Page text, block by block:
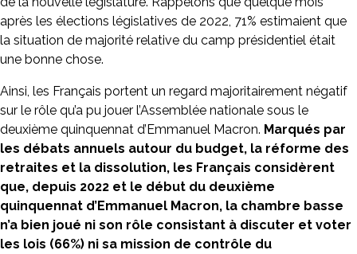
après les élections législatives de 2022, 71% estimaient que
la situation de majorité relative du camp présidentiel était
une bonne chose.
Ainsi, les Français portent un regard majoritairement négatif
sur le rôle qu’a pu jouer l’Assemblée nationale sous le
deuxième quinquennat d’Emmanuel Macron. Marqués par
les débats annuels autour du budget, la réforme des
retraites et la dissolution, les Français considèrent
que, depuis 2022 et le début du deuxième
quinquennat d’Emmanuel Macron, la chambre basse
n’a bien joué ni son rôle consistant à discuter et voter
les lois (66%) ni sa mission de contrôle du